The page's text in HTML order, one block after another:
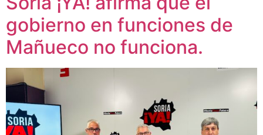
gobierno en funciones de
Mañueco no funciona.